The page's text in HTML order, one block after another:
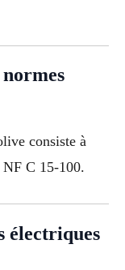
normes
consiste à
C 15-100.
électriques